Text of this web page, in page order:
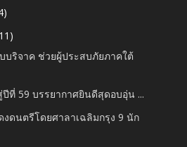
บริจาค ช่วยผู้ประสบภัยภาคใต้
ปีที่ 59 บรรยากาศยินดีสุดอบอุ่น ...
ดนตรีโดยศาลาเฉลิมกรุง 9 นัก